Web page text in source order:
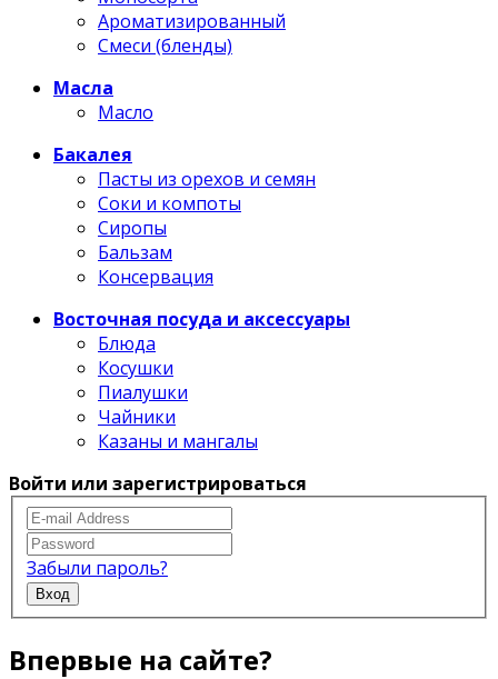
Ароматизированный
Смеси (бленды)
Масла
Масло
Бакалея
Пасты из орехов и семян
Соки и компоты
Сиропы
Бальзам
Консервация
Восточная посуда и аксессуары
Блюда
Косушки
Пиалушки
Чайники
Казаны и мангалы
Войти или зарегистрироваться
Забыли пароль?
Вход
Впервые на сайте?